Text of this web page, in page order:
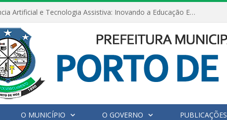
Inteligência Artificial e Tecnologia Assistiva: Inovando a Educação Especial e Inclusiva
O MUNICÍPIO O GOVERNO PUBLICAÇÕES